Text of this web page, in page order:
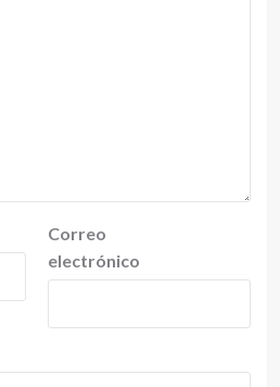
Correo
electrónico